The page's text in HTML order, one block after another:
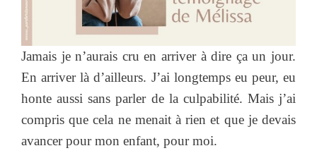
Jamais je n’aurais cru en arriver à dire ça un jour.
En arriver là d’ailleurs. J’ai longtemps eu peur, eu
honte aussi sans parler de la culpabilité. Mais j’ai
compris que cela ne menait à rien et que je devais
avancer pour mon enfant, pour moi.